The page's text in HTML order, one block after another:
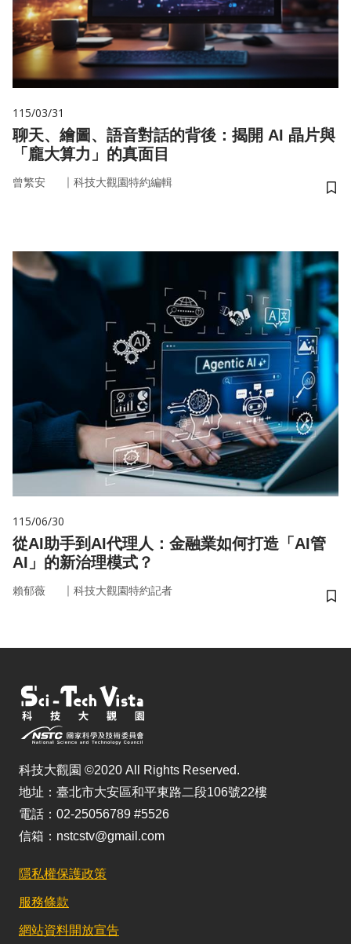
115/03/31
聊天、繪圖、語音對話的背後：揭開 AI 晶片與
「龐大算力」的真面目
曾繁安 ｜ 科技大觀園特約編輯
儲
115/06/30
從AI助手到AI代理人：金融業如何打造「AI管
AI」的新治理模式？
賴郁薇 ｜ 科技大觀園特約記者
儲
科技大觀園 ©2020 All Rights Reserved.
地址：臺北市大安區和平東路二段106號22樓
電話：02-25056789 #5526
信箱：nstcstv@gmail.com
隱私權保護政策
服務條款
網站資料開放宣告